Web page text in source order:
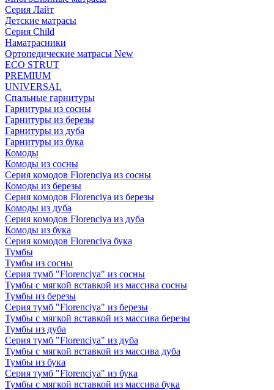
Серия Лайт
Детские матрасы
Серия Child
Наматрасники
Ортопедические матрасы New
ECO STRUT
PREMIUM
UNIVERSAL
Спальные гарнитуры
Гарнитуры из сосны
Гарнитуры из березы
Гарнитуры из дуба
Гарнитуры из бука
Комоды
Комоды из сосны
Серия комодов Florenciya из сосны
Комоды из березы
Серия комодов Florenciya из березы
Комоды из дуба
Серия комодов Florenciya из дуба
Комоды из бука
Серия комодов Florenciya бука
Тумбы
Тумбы из сосны
Серия тумб "Florenciya" из сосны
Тумбы с мягкой вставкой из массива сосны
Тумбы из березы
Серия тумб "Florenciya" из березы
Тумбы с мягкой вставкой из массива березы
Тумбы из дуба
Серия тумб "Florenciya" из дуба
Тумбы с мягкой вставкой из массива дуба
Тумбы из бука
Серия тумб "Florenciya" из бука
Тумбы с мягкой вставкой из массива бука